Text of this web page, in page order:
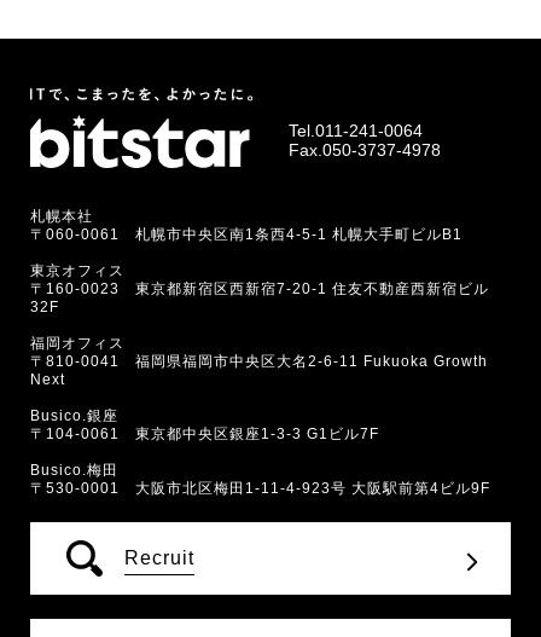
Tel. 011-241-0064
Fax.050-3737-4978
札幌本社
〒060-0061 札幌市中央区南1条西4-5-1 札幌大手町ビルB1
東京オフィス
〒160-0023 東京都新宿区西新宿7-20-1 住友不動産西新宿ビル
32F
福岡オフィス
〒810-0041 福岡県福岡市中央区大名2-6-11 Fukuoka Growth
Next
Busico.銀座
〒104-0061 東京都中央区銀座1-3-3 G1ビル7F
Busico.梅田
〒530-0001 大阪市北区梅田1-11-4-923号 大阪駅前第4ビル9F
Recruit